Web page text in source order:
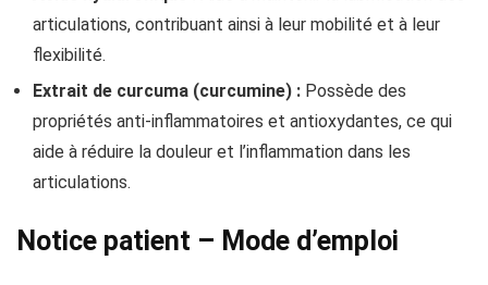
articulations, contribuant ainsi à leur mobilité et à leur
flexibilité.
Extrait de curcuma (curcumine) : Possède des
propriétés anti-inflammatoires et antioxydantes, ce qui
aide à réduire la douleur et l’inflammation dans les
articulations.
Notice patient – Mode d’emploi